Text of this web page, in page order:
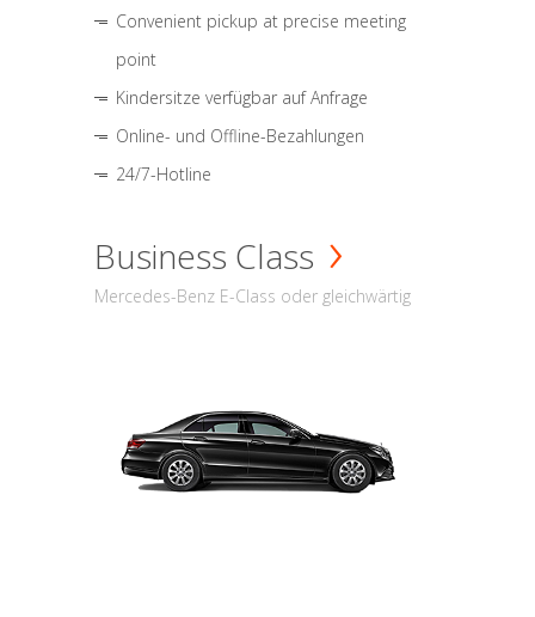
Convenient pickup at precise meeting
point
Kindersitze verfügbar auf Anfrage
Online- und Offline-Bezahlungen
24/7-Hotline
Business Class
Mercedes-Benz E-Class oder gleichwärtig